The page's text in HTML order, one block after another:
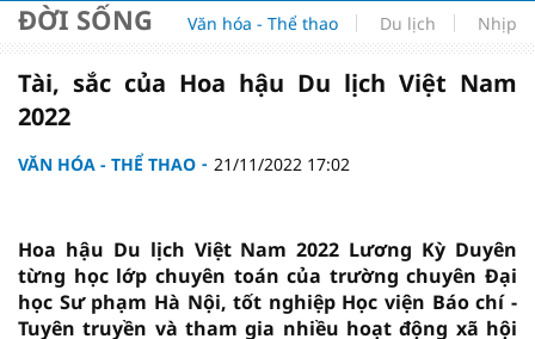
ĐỜI SỐNG Văn hóa - Thể thao Du lịch Nhịp
Tài, sắc của Hoa hậu Du lịch Việt Nam
2022
VĂN HÓA - THỂ THAO 21/11/2022 17:02
Hoa hậu Du lịch Việt Nam 2022 Lương Kỳ Duyên
từng học lớp chuyên toán của trường chuyên Đại
học Sư phạm Hà Nội, tốt nghiệp Học viện Báo chí -
Tuyên truyền và tham gia nhiều hoạt động xã hội